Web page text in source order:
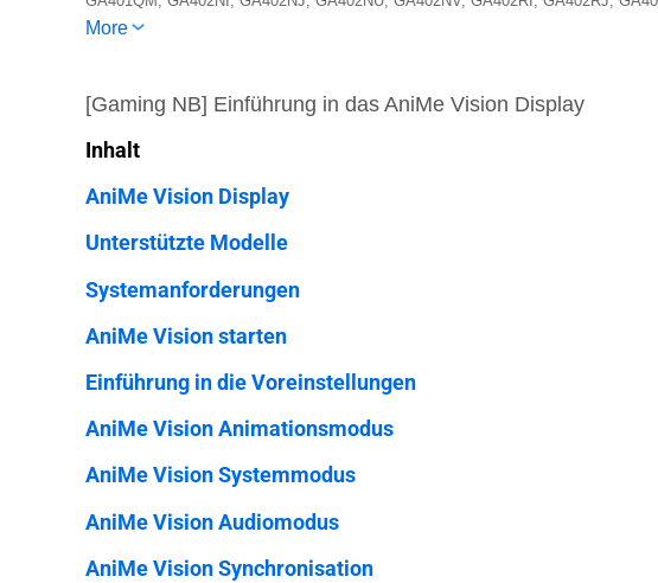
G635, ROG Strix SCAR 18 (2025) G835, ROG Zephyrus G14, ROG Zephyrus G14
More
[Gaming NB] Einführung in das AniMe Vision Display
Inhalt
AniMe Vision Display
Unterstützte Modelle
Systemanforderungen
AniMe Vision starten
Einführung in die Voreinstellungen
AniMe Vision Animationsmodus
AniMe Vision Systemmodus
AniMe Vision Audiomodus
AniMe Vision Synchronisation